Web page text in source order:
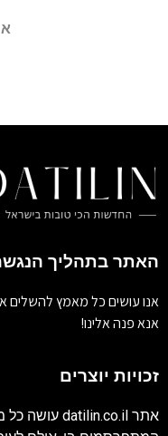
האתר בתהליך
אנו עושים כל מאמץ להשלים
אנא פנה אלינו!
זכויות יוצרים
אתר datilin.co.il עושה כל